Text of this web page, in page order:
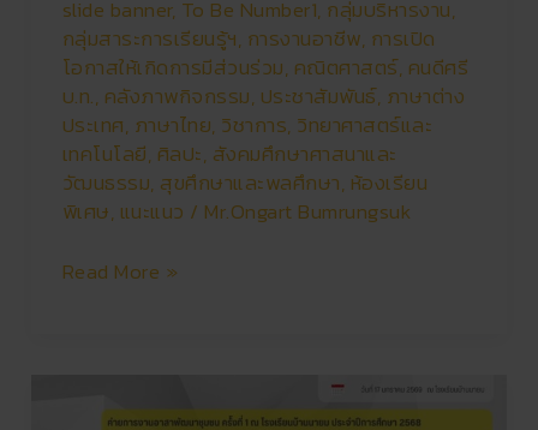
slide banner, To Be Number1, กลุ่มบริหารงาน,
กลุ่มสาระการเรียนรู้ฯ, การงานอาชีพ, การเปิด
โอกาสให้เกิดการมีส่วนร่วม, คณิตศาสตร์, คนดีศรี
บ.ท., คลังภาพกิจกรรม, ประชาสัมพันธ์, ภาษาต่าง
ประเทศ, ภาษาไทย, วิชาการ, วิทยาศาสตร์และ
เทคโนโลยี, ศิลปะ, สังคมศึกษาศาสนาและ
วัฒนธรรม, สุขศึกษาและพลศึกษา, ห้องเรียน
พิเศษ, แนะแนว / Mr.Ongart Bumrungsuk
ประจำ
ปี
การ
ศึกษา
2568
Read More »